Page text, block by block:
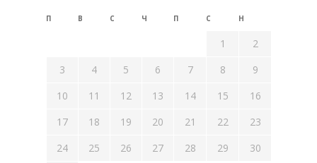
П В С Ч П С Н
1
2
3
4 5 6 7 8
9
10
11 12 13 14 15
16
17
18 19 20 21 22
23
24
25 26 27 28 29
30